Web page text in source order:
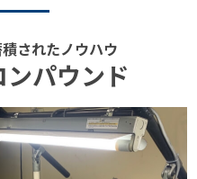
されたノウハウ
パウンド